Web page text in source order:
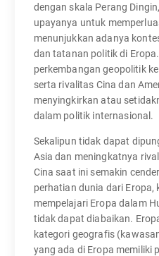
dengan skala Perang
upayanya untuk
menunjukkan adanya
dan tatanan politik di
perkembangan geopolitik
serta rivalitas Cina dan
menyingkirkan atau
dalam politik internasional.
Sekalipun tidak dapat
Asia dan meningkatnya
Cina saat ini semakin
perhatian dunia dari Eropa,
mempelajari Eropa dalam
tidak dapat diabaikan.
kategori geografis
yang ada di Eropa memiliki